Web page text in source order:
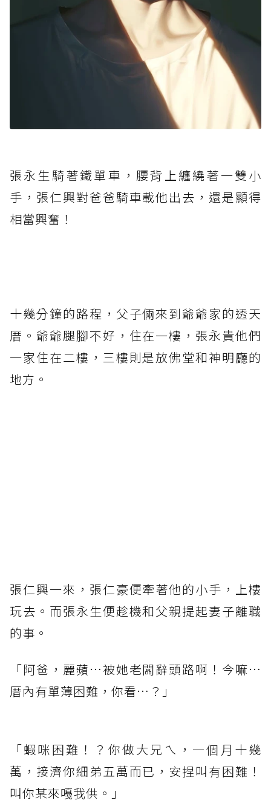
張永生騎著鐵單車，腰背上纏繞著一雙小
手，張仁興對爸爸騎車載他出去，還是顯得
相當興奮！
十幾分鐘的路程，父子倆來到爺爺家的透天
厝。爺爺腿腳不好，住在一樓，張永貴他們
一家住在二樓，三樓則是放佛堂和神明廳的
地方。
張仁興一來，張仁豪便牽著他的小手，上樓
玩去。而張永生便趁機和父親提起妻子離職
的事。
「阿爸，麗蘋…被她老闆辭頭路啊！今嘛…
厝內有單薄困難，你看…？」
「蝦咪困難！？你做大兄ㄟ，一個月十幾
萬，接濟你細弟五萬而已，安捏叫有困難！
叫你某來嘠我供。」